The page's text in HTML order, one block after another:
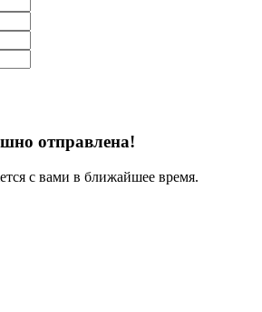
отправлена!
с вами в ближайшее время.